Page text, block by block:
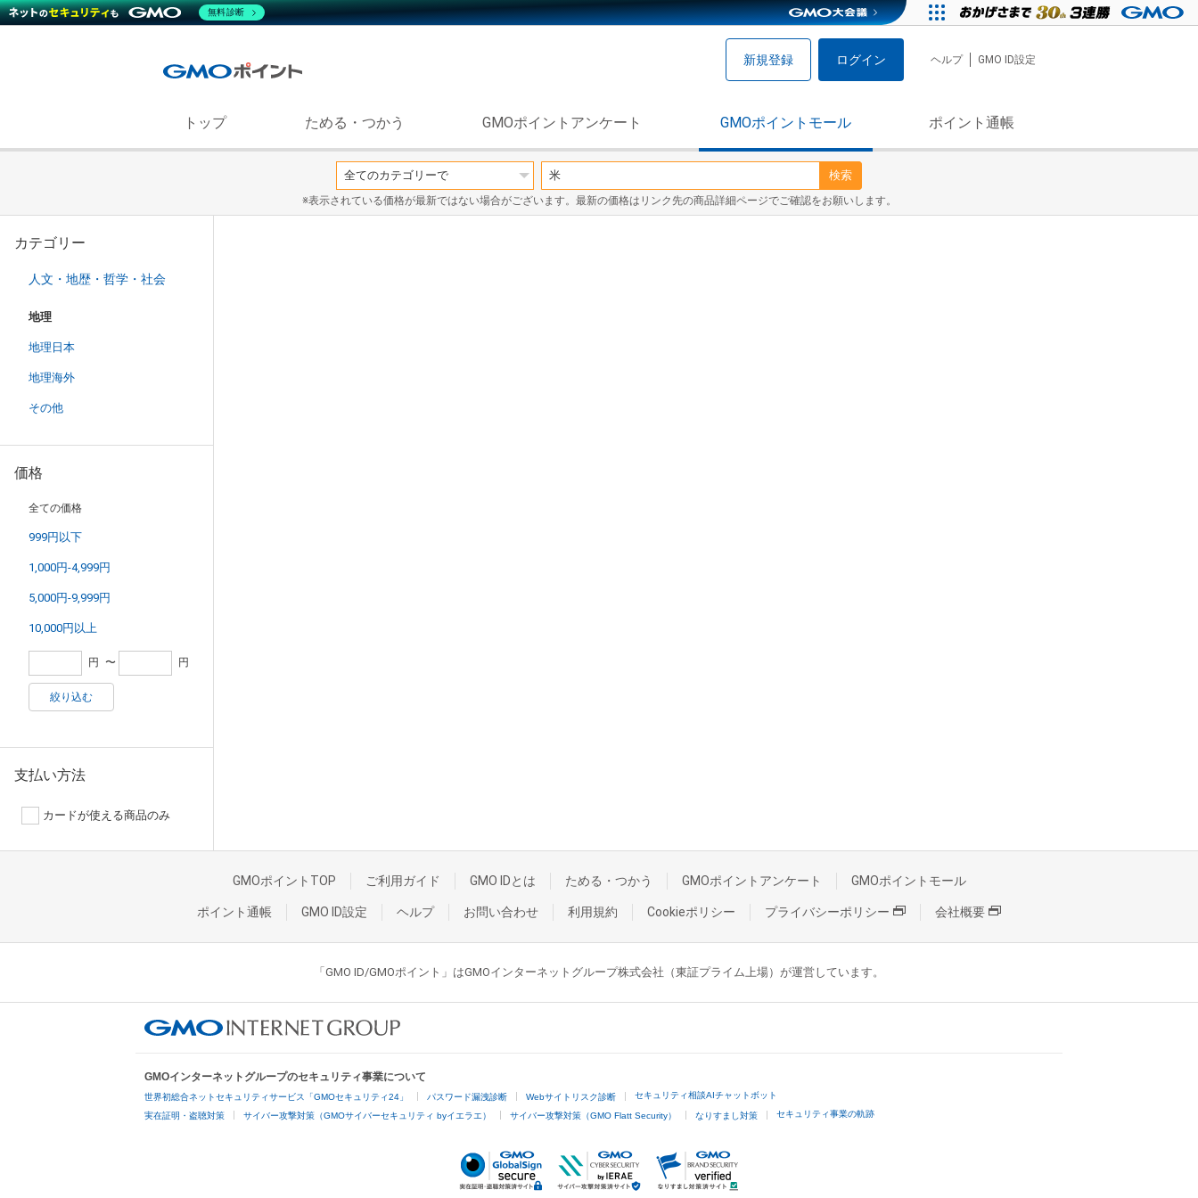
新規登録 ログイン ヘルプ GMO ID設定
トップ ためる・つかう GMOポイントアンケート GMOポイントモール ポイント通帳
検索
※表示されている価格が最新ではない場合がございます。最新の価格はリンク先の商品詳細ページでご確認をお願いします。
カテゴリー
人文・地歴・哲学・社会
地理
地理日本
地理海外
その他
価格
全ての価格
999円以下
1,000円-4,999円
5,000円-9,999円
10,000円以上
円 〜 円
絞り込む
支払い方法
カードが使える商品のみ
GMOポイントTOP ご利用ガイド GMO IDとは ためる・つかう GMOポイントアンケート GMOポイントモール
ポイント通帳 GMO ID設定 ヘルプ お問い合わせ 利用規約 Cookieポリシー プライバシーポリシー 会社概要
「GMO ID/GMOポイント」はGMOインターネットグループ株式会社（東証プライム上場）が運営しています。
GMOインターネットグループのセキュリティ事業について
世界初総合ネットセキュリティサービス「GMOセキュリティ24」 パスワード漏洩診断 Webサイトリスク診断 セキュリティ相談AIチャットボット
実在証明・盗聴対策 サイバー攻撃対策（GMOサイバーセキュリティ byイエラエ） サイバー攻撃対策（GMO Flatt Security） なりすまし対策 セキュリティ事業の軌跡
無料診断